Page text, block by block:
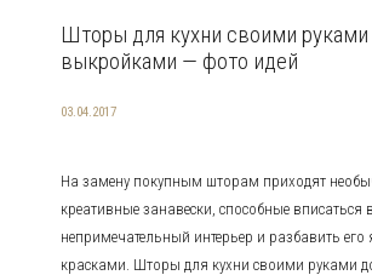
Шторы для кухни своими руками
выкройками — фото идей
03.04.2017
На замену покупным шторам приходят
креативные занавески, способные вписаться
непримечательный интерьер и разбавить его
красками. Шторы для кухни своими руками